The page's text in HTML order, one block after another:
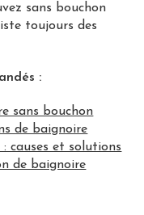
sans bouchon
toujours des
:
sans bouchon
de baignoire
causes et solutions
de baignoire